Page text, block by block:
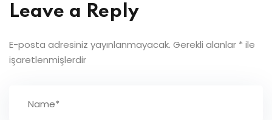
Leave a Reply
E-posta adresiniz yayınlanmayacak. Gerekli alanlar * ile
işaretlenmişlerdir